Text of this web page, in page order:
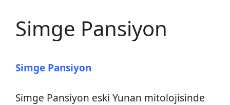
Simge Pansiyon
Simge Pansiyon
Simge Pansiyon eski Yunan mitolojisinde